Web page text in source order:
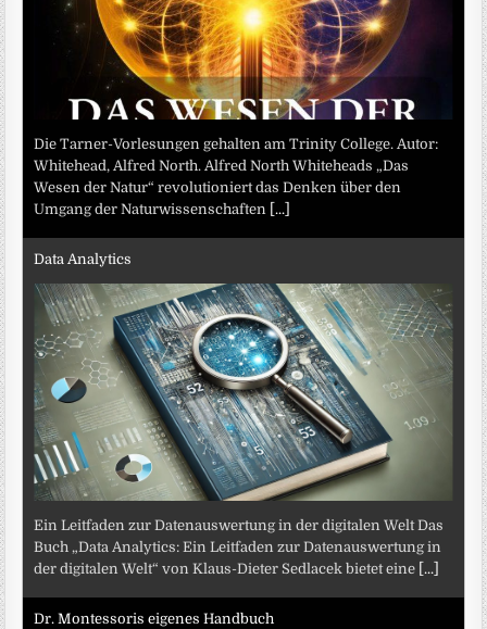
Die Tarner-Vorlesungen gehalten am Trinity College. Autor:
Whitehead, Alfred North. Alfred North Whiteheads „Das
Wesen der Natur“ revolutioniert das Denken über den
Umgang der Naturwissenschaften
[...]
Data Analytics
Ein Leitfaden zur Datenauswertung in der digitalen Welt Das
Buch „Data Analytics: Ein Leitfaden zur Datenauswertung in
der digitalen Welt“ von Klaus-Dieter Sedlacek bietet eine [...]
Dr. Montessoris eigenes Handbuch